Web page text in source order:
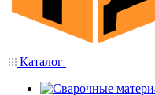
Каталог